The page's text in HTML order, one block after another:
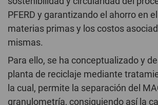
PFERD y garantizando el ahorro en
materias primas y los costos
mismas.
Para ello, se ha conceptualizado y
planta de reciclaje mediante
la cual, permite la separación del
granulometría, consiguiendo así la